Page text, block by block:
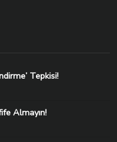
Tepkisi!
Almayın!